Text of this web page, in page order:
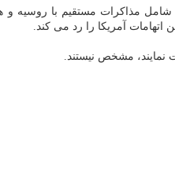
شامل مذاکرات مستقیم با روسیه
آمریکا را رد می کند.
مشخص نیستند.